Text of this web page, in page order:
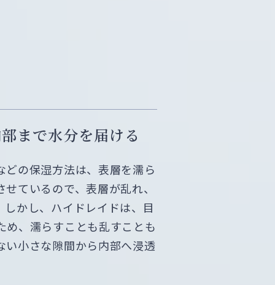
まで水分を届ける
の保湿方法は、表層を濡ら
ているので、表層が乱れ、
かし、ハイドレイドは、目
、濡らすことも乱すことも
い小さな隙間から内部へ浸透